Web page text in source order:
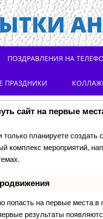
ПОЗДРАВЛЕНИЯ НА
ПРАЗДНИКИ
сайт на первые
планируете создать
комплекс мероприятий,
попасть на первые места
результаты